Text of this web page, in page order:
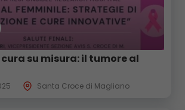
cura su misura: il tumore al
Santa Croce di Magliano